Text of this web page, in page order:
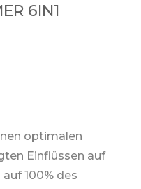
6IN1
optimalen
Einflüssen auf
100% des